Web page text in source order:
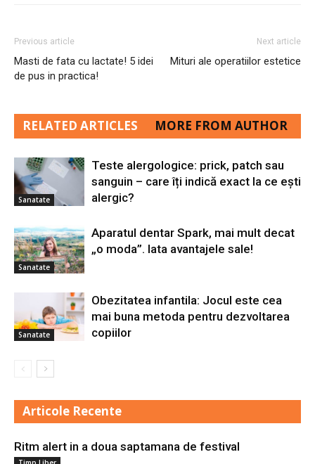
Previous article
Masti de fata cu lactate! 5 idei
de pus in practica!
Next article
Mituri ale operatiilor estetice
RELATED ARTICLES MORE FROM AUTHOR
Sanatate
Teste alergologice: prick, patch sau
sanguin – care îți indică exact la ce ești
alergic?
Sanatate
Aparatul dentar Spark, mai mult decat
„o moda”. Iata avantajele sale!
Sanatate
Obezitatea infantila: Jocul este cea
mai buna metoda pentru dezvoltarea
copiilor
Articole Recente
Ritm alert in a doua saptamana de festival